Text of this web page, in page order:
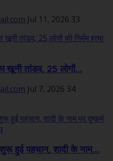
Jul 11, 2026 33
खूनी तांडव, 25 लोगों...
Jul 7, 2026 34
हुई पहचान, शादी के नाम...